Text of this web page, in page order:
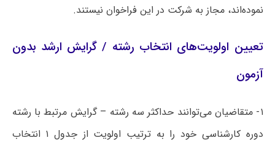
نموده‌اند، مجاز به شرکت در این فراخوان نیستند.
تعیین اولویت‌های انتخاب رشته / گرایش ارشد بدون‌
آزمون
۱- متقاضیان می‌توانند حداکثر سه رشته – گرایش مرتبط با رشته
دوره کارشناسی خود را به ترتیب اولویت از جدول ۱ انتخاب